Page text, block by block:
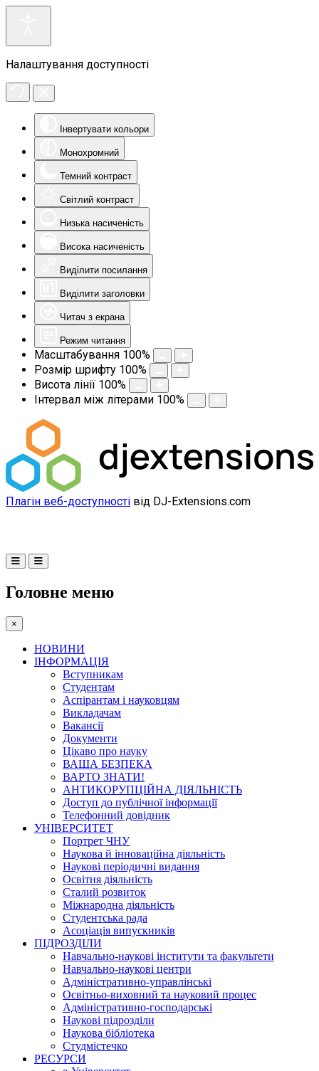
Налаштування доступності
Інвертувати кольори
Монохромний
Темний контраст
Світлий контраст
Низька насиченість
Висока насиченість
Виділити посилання
Виділити заголовки
Читач з екрана
Режим читання
Масштабування 100%
Розмір шрифту 100%
Висота лінії 100%
Інтервал між літерами 100%
Плагін веб-доступності від DJ-Extensions.com
Головне меню
×
НОВИНИ
ІНФОРМАЦІЯ
Вступникам
Студентам
Аспірантам і науковцям
Викладачам
Вакансії
Документи
Цікаво про науку
ВАША БЕЗПЕКА
ВАРТО ЗНАТИ!
АНТИКОРУПЦІЙНА ДІЯЛЬНІСТЬ
Доступ до публічної інформації
Телефонний довідник
УНІВЕРСИТЕТ
Портрет ЧНУ
Наукова й інноваційна діяльність
Наукові періодичні видання
Освітня діяльність
Сталий розвиток
Міжнародна діяльність
Студентська рада
Асоціація випускників
ПІДРОЗДІЛИ
Навчально-наукові інститути та факультети
Навчально-наукові центри
Адміністративно-управлінські
Освітньо-виховний та науковий процес
Адміністративно-господарські
Наукові підрозділи
Наукова бібліотека
Студмістечко
РЕСУРСИ